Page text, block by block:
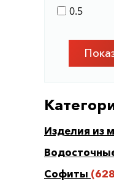
0.5
Изделия из
Софиты